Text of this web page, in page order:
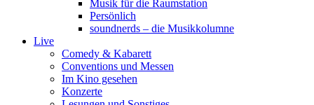
Musik für die Raumstation
Persönlich
soundnerds – die Musikkolumne
Live
Comedy & Kabarett
Conventions und Messen
Im Kino gesehen
Konzerte